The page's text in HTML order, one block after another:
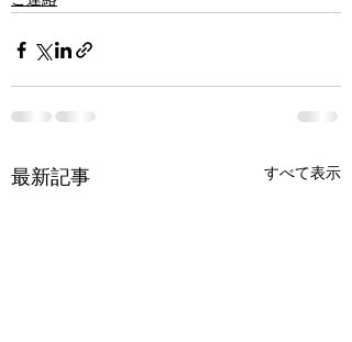
最新記事 すべて表示